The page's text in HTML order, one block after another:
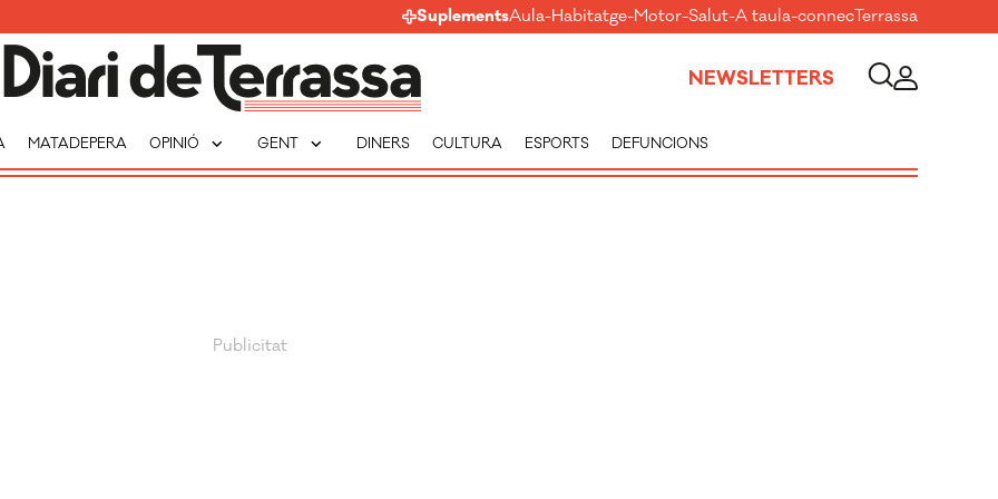
SuplementsAula-Habitatge-Motor-Salut-A taula-connecTerrassa
NEWSLETTERS
MATADEPERA OPINIÓ expand_more GENT expand_more DINERS CULTURA ESPORTS DEFUNCIONS